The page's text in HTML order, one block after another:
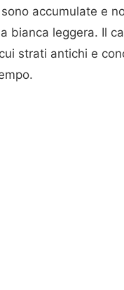
accumulate e
bianca leggera. Il
strati antichi e